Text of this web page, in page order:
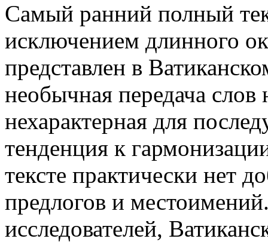
Самый ранний полный
исключением длинного
представлен в
необычная передача
нехарактерная для
тенденция к
тексте практически нет
предлогов и
исследователей,